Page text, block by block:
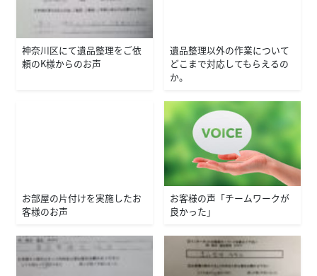
神奈川区にて遺品整理をご依
頼のＫ様からのお声
遺品整理以外の作業について
どこまで対応してもらえるの
か。
お部屋の片付けを実施したお
客様のお声
お客様の声「チームワークが
良かった」